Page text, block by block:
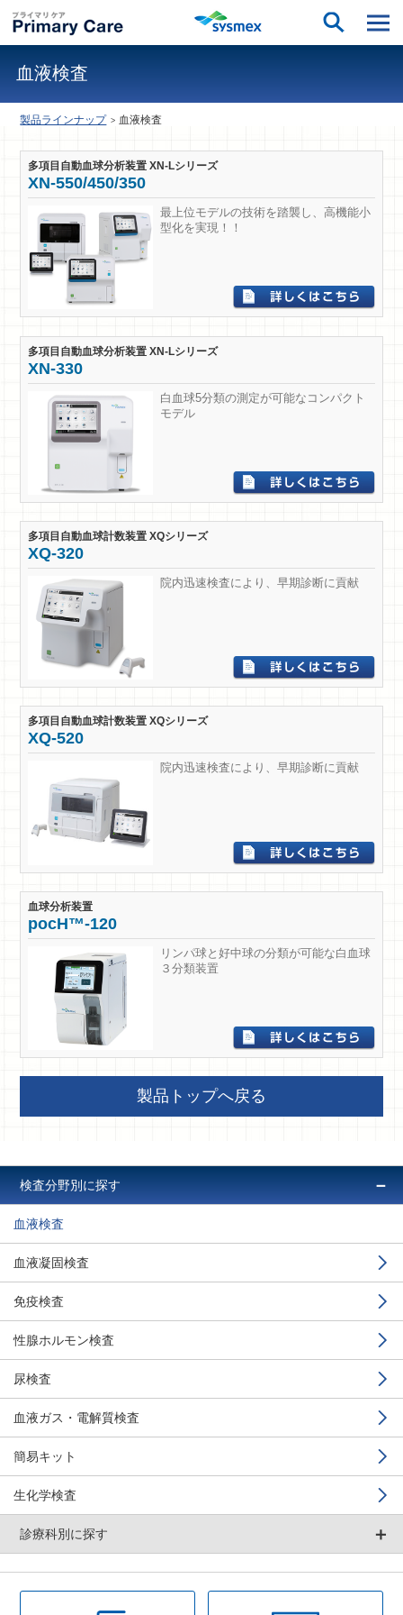
血液検査
製品ラインナップ 血液検査
多項目自動血球分析装置 XN-Lシリーズ
XN-550/450/350
最上位モデルの技術を踏襲し、高機能小
型化を実現！！
多項目自動血球分析装置 XN-Lシリーズ
XN-330
白血球5分類の測定が可能なコンパクト
モデル
多項目自動血球計数装置 XQシリーズ
XQ-320
院内迅速検査により、早期診断に貢献
多項目自動血球計数装置 XQシリーズ
XQ-520
院内迅速検査により、早期診断に貢献
血球分析装置
pocH™-120
リンパ球と好中球の分類が可能な白血球
３分類装置
製品トップへ戻る
検査分野別に探す －
血液検査
血液凝固検査
免疫検査
性腺ホルモン検査
尿検査
血液ガス・電解質検査
簡易キット
生化学検査
診療科別に探す ＋